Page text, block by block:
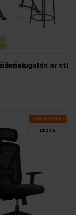
krēslu
PIE­GĀ­DE
galds ar
VA­SA­RAS IZ­SKA­ŅA
LĪDZ 9.8.